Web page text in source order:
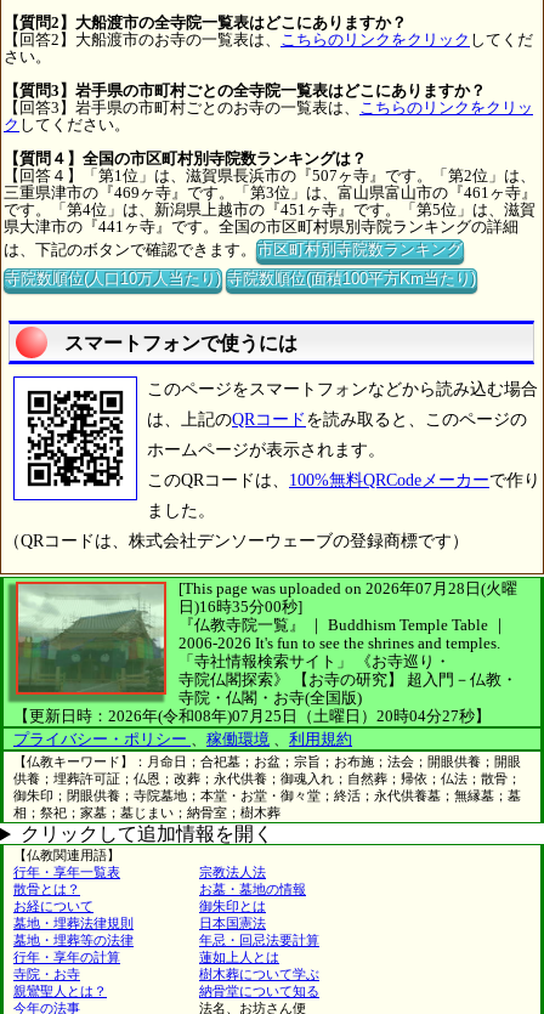
【質問2】大船渡市の全寺院一覧表はどこにありますか？
【回答2】大船渡市のお寺の一覧表は、 こちらのリンクをクリック してくだ
さい。
【質問3】岩手県の市町村ごとの全寺院一覧表はどこにありますか？
【回答3】岩手県の市町村ごとのお寺の一覧表は、 こちらのリンクをクリッ
ク してください。
【質問４】全国の市区町村別寺院数ランキングは？
【回答４】「第1位」は、滋賀県長浜市の『507ヶ寺』です。「第2位」は、
三重県津市の『469ヶ寺』です。「第3位」は、富山県富山市の『461ヶ寺』
です。「第4位」は、新潟県上越市の『451ヶ寺』です。「第5位」は、滋賀
県大津市の『441ヶ寺』です。全国の市区町村県別寺院ランキングの詳細
は、下記のボタンで確認できます。市区町村別寺院数ランキング
寺院数順位(人口10万人当たり) 寺院数順位(面積100平方Km当たり)
スマートフォンで使うには
このページをスマートフォンなどから読み込む場合
は、上記のQRコード を読み取ると、このページの
ホームページが表示されます。
このQRコードは、 100%無料QRCodeメーカーで作り
ました。
（QRコードは、株式会社デンソーウェーブの登録商標です）
[This page was uploaded on 2026年07月28日(火曜
日)16時35分00秒]
『仏教寺院一覧』 ｜ Buddhism Temple Table ｜
2006-2026 It's fun to see the shrines and temples.
「寺社情報検索サイト」
《お寺巡り・
寺院仏閣探索》
【お寺の研究】
超入門－仏教・
寺院・仏閣・お寺(全国版)
【更新日時：2026年(令和08年)07月25日（土曜日）20時04分27秒】
プライバシー・ポリシー 、 稼働環境 、 利用規約
【仏教キーワード】：月命日；合祀墓；お盆；宗旨；お布施；法会；開眼供養；開眼
供養；埋葬許可証；仏恩；改葬；永代供養；御魂入れ；自然葬；帰依；仏法；散骨；
御朱印；閉眼供養；寺院墓地；本堂・お堂・御々堂；終活；永代供養墓；無縁墓；墓
相；祭祀；家墓；墓じまい；納骨室；樹木葬
クリックして追加情報を開く
【仏教関連用語】
行年・享年一覧表
宗教法人法
散骨とは？
お墓・墓地の情報
お経について
御朱印とは
墓地・埋葬法律規則
日本国憲法
墓地・埋葬等の法律
年忌・回忌法要計算
行年・享年の計算
蓮如上人とは
寺院・お寺
樹木葬について学ぶ
親鸞聖人とは？
納骨堂について知る
今年の法事
法名、お坊さん便